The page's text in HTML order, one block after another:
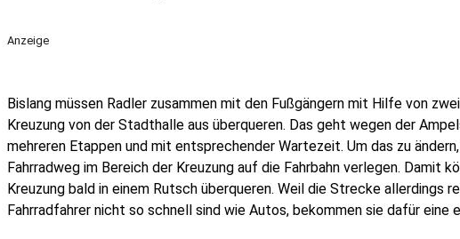
Anzeige
Bislang müssen Radler zusammen mit den Fußgängern mit Hilfe von
Kreuzung von der Stadthalle aus überqueren. Das geht wegen der
mehreren Etappen und mit entsprechender Wartezeit. Um das zu
Fahrradweg im Bereich der Kreuzung auf die Fahrbahn verlegen. Damit
Kreuzung bald in einem Rutsch überqueren. Weil die Strecke allerdings
Fahrradfahrer nicht so schnell sind wie Autos, bekommen sie dafür eine